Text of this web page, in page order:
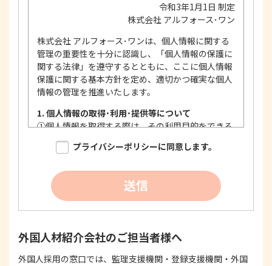
令和3年1月1日 制定
株式会社 アルフォース･ワン
株式会社 アルフォース･ワンは、個人情報に関する
管理の重要性を十分に認識し、「個人情報の保護に
関する法律」を遵守するとともに、ここに個人情報
保護に関する基本方針を定め、適切かつ確実な個人
情報の管理を推進いたします。
1. 個人情報の取得･利用･提供等について
①個人情報を取得する際は、その利用目的をできる
限り明確に特定し、その目的達成に必要な限度に
おいて適法かつ公正な手段を用い、同意を得て取
個人情報を利用する際は、本人に明示、通知、ま
たは公表した利用目的の範囲内に限定し、それに
反する目的外利用を行なわないための措置を講じ
する際は、本人が同意を与えた利用目的の範囲内
で、適法にこれを行います。
プライバシーポリシーに同意します。
送信
外国人材紹介会社のご担当者様へ
外国人採用の窓口では、監理支援機関・登録支援機関・外国